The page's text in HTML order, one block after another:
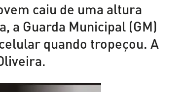
caiu de uma altura
a Guarda Municipal (GM)
quando tropeçou. A